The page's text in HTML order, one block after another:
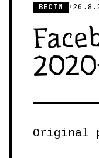
ВЕСТИ •
Original